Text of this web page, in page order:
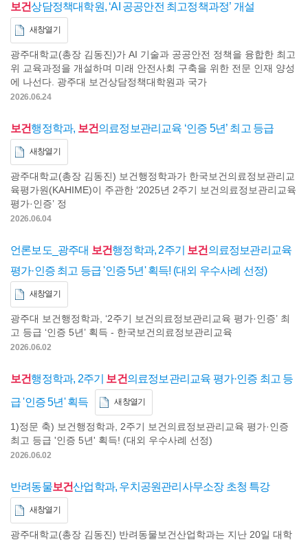
보건상담정책대학원, ‘AI 공공안전 최고정책과정’ 개설
새창열기
광주대학교(총장 김동진)가 AI 기술과 공공안전 정책을 융합한 최고
위 교육과정을 개설하며 미래 안전사회 구축을 위한 전문 인재 양성
에 나선다. 광주대 보건상담정책대학원과 국가
2026.06.24
보건행정학과, 보건의료정보관리교육 ‘인증 5년’ 최고 등급
새창열기
광주대학교(총장 김동진) 보건행정학과가 한국보건의료정보관리교
육평가원(KAHIME)이 주관한 ‘2025년 2주기 보건의료정보관리교육
평가·인증’ 정
2026.06.04
언론보도_광주대 보건행정학과, 2주기 보건 의료정보관리교육
평가·인증 최고 등급 '인증 5년' 획득! (대외 우수사례 선정)
새창열기
광주대 보건행정학과, ‘2주기 보건의료정보관리교육 평가·인증’ 최
고 등급 ‘인증 5년’ 획득 - 한국보건의료정보관리교육
2026.06.02
보건행정학과, 2주기 보건의료정보관리교육 평가·인증 최고 등
급 '인증 5년' 획득
새창열기
1)정문 축) 보건행정학과, 2주기 보건의료정보관리교육 평가·인증
최고 등급 '인증 5년' 획득! (대외 우수사례 선정)
2026.06.02
반려동물보건산업학과, 우치공원관리사무소장 초청 특강
새창열기
광주대학교(총장 김동진) 반려동물보건산업학과는 지난 20일 대학